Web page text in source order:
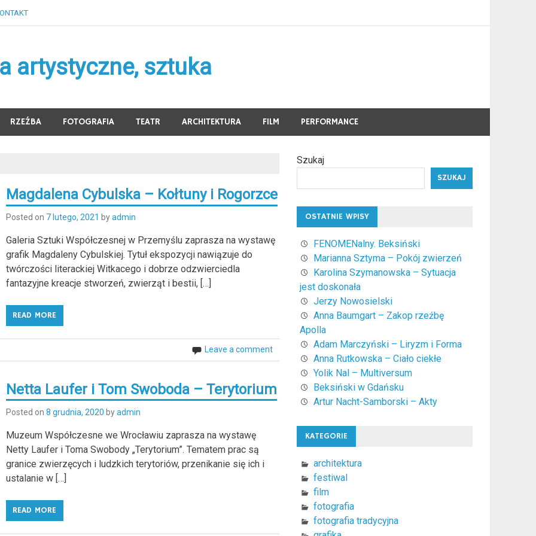
artystyczne, sztuka
RZEŹBA FOTOGRAFIA TEATR ARCHITEKTURA FILM PERFORMANCE
Magdalena Cybulska – Kołtuny i Rogorzce
Posted on 7 lutego, 2021 byadmin
Galeria Sztuki Współczesnej w Przemyślu zaprasza na wystawę
grafik Magdaleny Cybulskiej. Tytuł ekspozycji nawiązuje do
twórczości literackiej Witkacego i dobrze odzwierciedla
fantazyjne kreacje stworzeń, zwierząt i bestii, […]
READ MORE
Leave a comment
Netta Laufer i Tom Swoboda – Terytorium
Posted on8 grudnia, 2020 byadmin
Muzeum Współczesne we Wrocławiu zaprasza na wystawę
Netty Laufer i Toma Swobody „Terytorium”. Tematem prac są
granice zwierzęcych i ludzkich terytoriów, przenikanie się ich i
ustalanie w […]
READ MORE
Szukaj
SZUKAJ
OSTATNIE WPISY
FENOMENalny. Beksiński
Marianna Sztyma – Pokój zwierzeń
Karolina Szymanowska – Sytuacja
jest doskonała
Jerzy Nowosielski
Anna Baumgart – Zakop rzeźbę
Apolla
Adam Marczyński – Liryzm i Forma
Anna Rutkowska – Ciało ciekłe
Yolik Nal – Multiversum
Beksiński w Gdańsku
Artur Nacht-Samborski – Akty
KATEGORIE
architektura
festiwal
film
fotografia
fotografia tradycyjna